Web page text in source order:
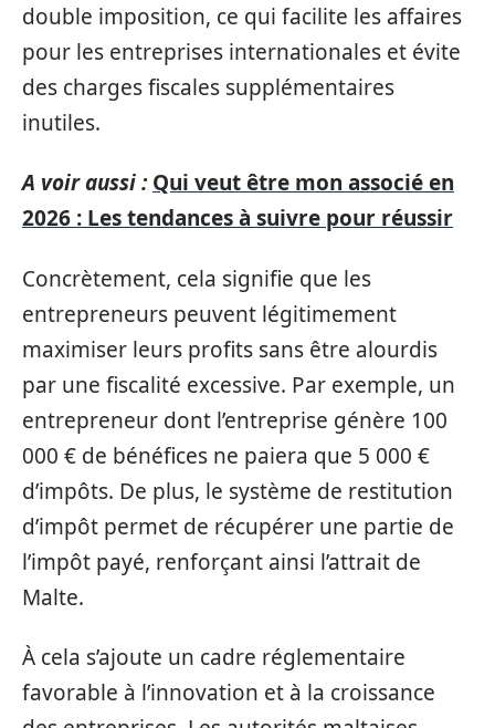
double imposition, ce qui facilite les affaires
pour les entreprises internationales et évite
des charges fiscales supplémentaires
inutiles.
A voir aussi : Qui veut être mon associé en
2026 : Les tendances à suivre pour réussir
Concrètement, cela signifie que les
entrepreneurs peuvent légitimement
maximiser leurs profits sans être alourdis
par une fiscalité excessive. Par exemple, un
entrepreneur dont l’entreprise génère 100
000 € de bénéfices ne paiera que 5 000 €
d’impôts. De plus, le système de restitution
d’impôt permet de récupérer une partie de
l’impôt payé, renforçant ainsi l’attrait de
Malte.
À cela s’ajoute un cadre réglementaire
favorable à l’innovation et à la croissance